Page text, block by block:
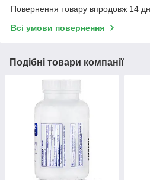
Повернення товару впродовж 14
Всі умови повернення
Подібні товари компанії